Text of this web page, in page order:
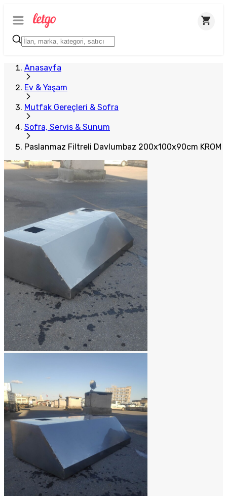
Anasayfa
Ev & Yaşam
Mutfak Gereçleri & Sofra
Sofra, Servis & Sunum
Paslanmaz Filtreli Davlumbaz 200x100x90cm KROM
Plus Satıcı
Öne Çıkan